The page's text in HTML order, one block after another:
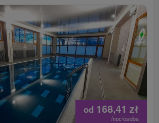
od 168,41 zł
/noc/osoba